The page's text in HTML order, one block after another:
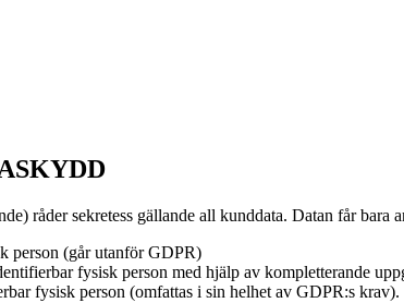
råder sekretess gällande all kunddata. Datan får
person (går utanför GDPR)
fysisk person med hjälp av kompletterande
fysisk person (omfattas i sin helhet av GDPR:s krav).